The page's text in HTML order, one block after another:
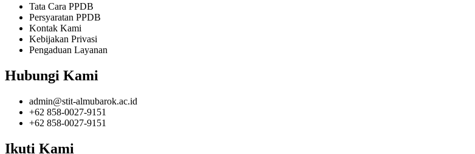
Tata Cara PPDB
Persyaratan PPDB
Kontak Kami
Kebijakan Privasi
Pengaduan Layanan
Hubungi Kami
admin@stit-almubarok.ac.id
+62 858-0027-9151
+62 858-0027-9151
Ikuti Kami